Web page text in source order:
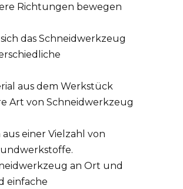
Richtungen bewegen
das Schneidwerkzeug
aus dem Werkstück
Art von Schneidwerkzeug
einer Vielzahl von
an Ort und
einfache